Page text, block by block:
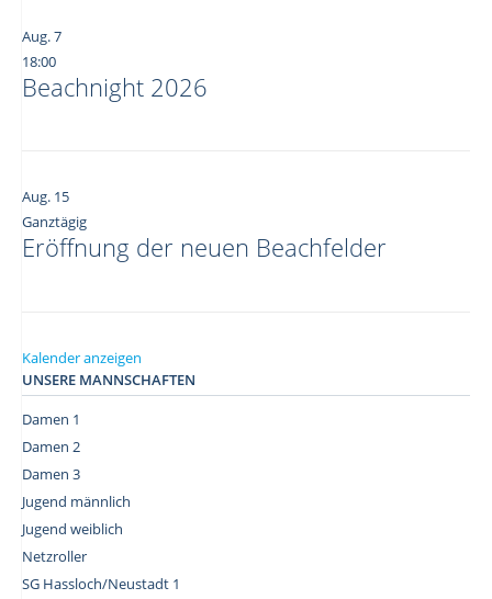
Aug.7
18:00
Beachnight 2026
Aug. 15
Ganztägig
Eröffnung der neuen Beachfelder
Kalender anzeigen
UNSERE MANNSCHAFTEN
Damen 1
Damen 2
Damen 3
Jugend männlich
Jugend weiblich
Netzroller
SG Hassloch/Neustadt 1